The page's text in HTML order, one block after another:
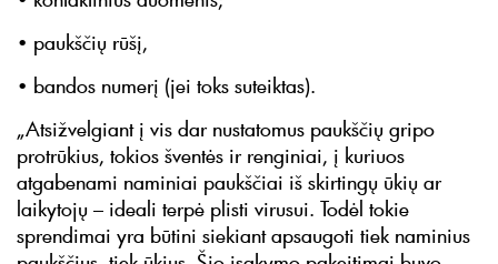
• paukščių rūšį,
• bandos numerį (jei toks suteiktas).
„Atsižvelgiant į vis dar nustatomus paukščių gripo
protrūkius, tokios šventės ir renginiai, į kuriuos
atgabenami naminiai paukščiai iš skirtingų ūkių ar
laikytojų – ideali terpė plisti virusui. Todėl tokie
sprendimai yra būtini siekiant apsaugoti tiek naminius